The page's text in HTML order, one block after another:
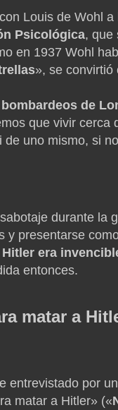
Louis de Wohl
Psicológica, que
en 1937 Wohl
», se convirtió
bombardeos de
que vivir
uno mismo, si
durante la
y presentarse
era
entonces.
matar a
entrevistado por
matar a Hitler» («